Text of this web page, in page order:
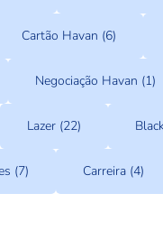
Cartão Havan (6)
Negociação Havan (1)
Lazer (22)
(7) Carreira (4)